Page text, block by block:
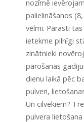
nozīmē
palielināšanos
vēlmi. Parasti
ietekme pilnīgi
zinātnieki
pārošanās
dienu laikā pēc
pulveri,
Un cilvēkiem?
pulvera